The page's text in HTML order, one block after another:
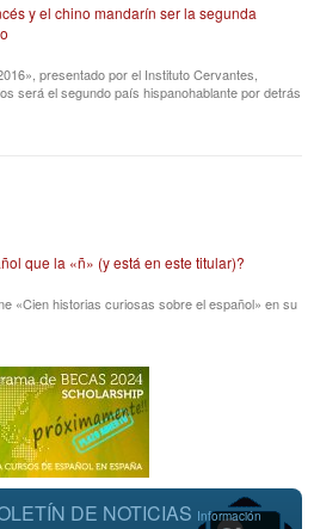
y el chino mandarín ser la segunda
presentado por el Instituto Cervantes,
será el segundo país hispanohablante por detrás
que la «ñ» (y está en este titular)?
«Cien historias curiosas sobre el español» en su
DE NOTICIAS Información